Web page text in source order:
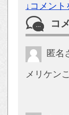
↓コメン
コ
匿名
メリケン